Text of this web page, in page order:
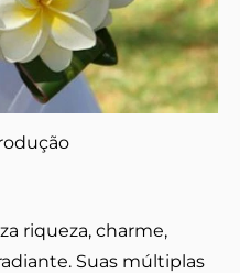
riqueza, charme,
Suas múltiplas